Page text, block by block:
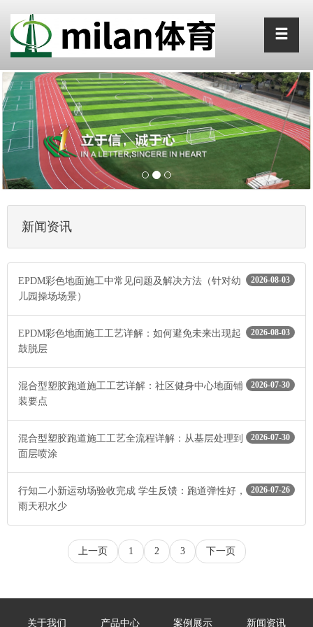
新闻资讯
2026-08-03
EPDM彩色地面施工中常见问题及解决方法（针对幼
儿园操场场景）
2026-08-03
EPDM彩色地面施工工艺详解：如何避免未来出现起
鼓脱层
2026-07-30
混合型塑胶跑道施工工艺详解：社区健身中心地面铺
装要点
2026-07-30
混合型塑胶跑道施工工艺全流程详解：从基层处理到
面层喷涂
2026-07-26
行知二小新运动场验收完成 学生反馈：跑道弹性好，
雨天积水少
上一页 1 2 3 下一页
关于我们 产品中心 案例展示 新闻资讯